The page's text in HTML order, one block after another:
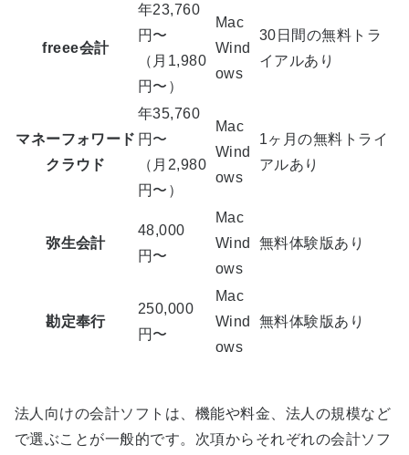
freee会計
年23,760
円〜
（月1,980
円〜）
Mac
Wind
ows
30日間の無料トラ
イアルあり
マネーフォワード
クラウド
年35,760
円〜
（月2,980
円〜）
Mac
Wind
ows
1ヶ月の無料トライ
アルあり
弥生会計
48,000
円〜
Mac
Wind
ows
無料体験版あり
勘定奉行
250,000
円〜
Mac
Wind
ows
無料体験版あり
法人向けの会計ソフトは、機能や料金、法人の規模など
で選ぶことが一般的です。次項からそれぞれの会計ソフ